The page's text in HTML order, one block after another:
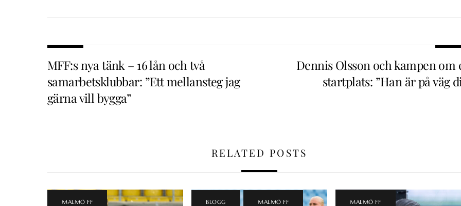
MFF:s nya tänk – 16 lån och två
samarbetsklubbar: ”Ett mellansteg jag
gärna vill bygga”
Dennis Olsson och kampen om
startplats: ”Han är på väg
RELATED POSTS
MALMÖ FF BLOGG , MALMÖ FF MALMÖ FF